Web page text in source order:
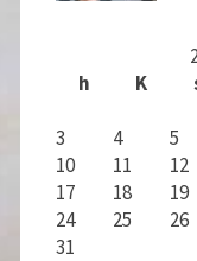
h
K
3
4 5
10
11 12
17
18 19
24
25 26
31